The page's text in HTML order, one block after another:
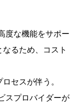
度な機能をサポー
るため、コスト
セスが伴う。
スプロバイダーが